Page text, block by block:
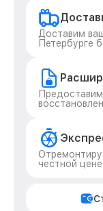
Доставим
Петербурге
честной цене.